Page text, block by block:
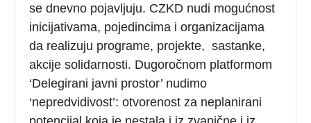
se dnevno pojavljuju. CZKD nudi mogućnost
inicijativama, pojedincima i organizacijama
da realizuju programe, projekte, sastanke,
akcije solidarnosti. Dugoročnom platformom
‘Delegirani javni prostor’ nudimo
‘nepredvidivost’: otvorenost za neplanirani